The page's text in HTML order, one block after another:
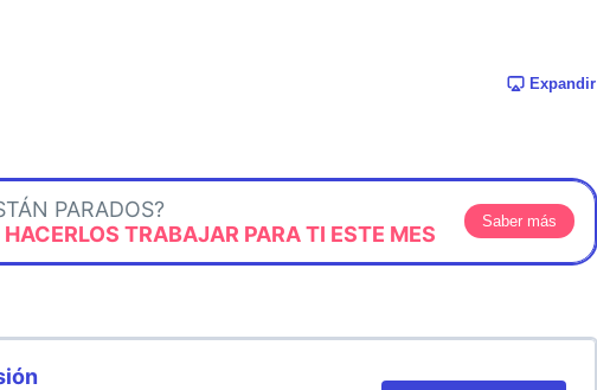
Expandir
PARADOS?
TRABAJAR PARA TI ESTE MES
Saber más